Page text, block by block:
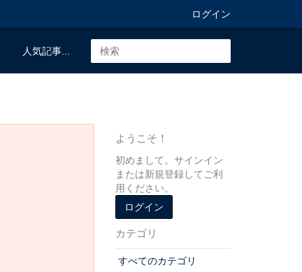
ログイン
人気記事...
ようこそ！
初めまして。サインイン
または新規登録してご利
用ください。
ログイン
カテゴリ
すべてのカテゴリ